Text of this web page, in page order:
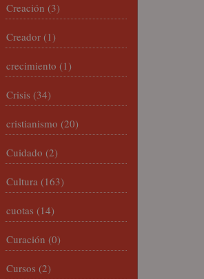
Creación (3)
Creador (1)
crecimiento (1)
Crisis (34)
cristianismo (20)
Cuidado (2)
Cultura (163)
cuotas (14)
Curación (0)
Cursos (2)